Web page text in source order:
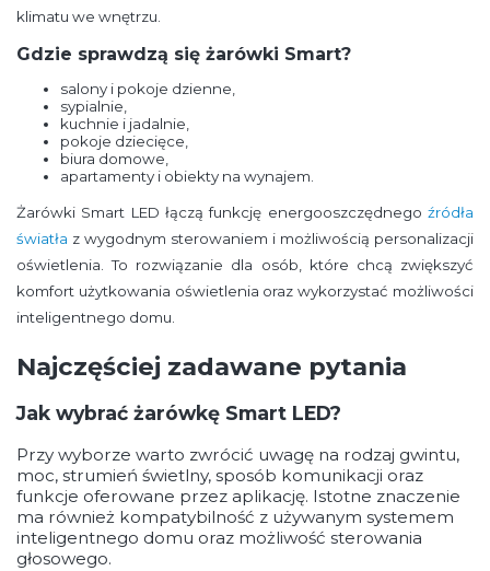
klimatu we wnętrzu.
Gdzie sprawdzą się żarówki Smart?
salony i pokoje dzienne,
sypialnie,
kuchnie i jadalnie,
pokoje dziecięce,
biura domowe,
apartamenty i obiekty na wynajem.
Żarówki Smart LED łączą funkcję energooszczędnego źródła
światła z wygodnym sterowaniem i możliwością personalizacji
oświetlenia. To rozwiązanie dla osób, które chcą zwiększyć
komfort użytkowania oświetlenia oraz wykorzystać możliwości
inteligentnego domu.
Najczęściej zadawane pytania
Jak wybrać żarówkę Smart LED?
Przy wyborze warto zwrócić uwagę na rodzaj gwintu,
moc, strumień świetlny, sposób komunikacji oraz
funkcje oferowane przez aplikację. Istotne znaczenie
ma również kompatybilność z używanym systemem
inteligentnego domu oraz możliwość sterowania
głosowego.